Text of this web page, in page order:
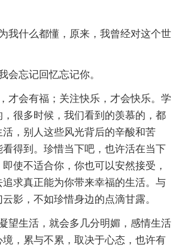
我什么都懂，原来，我曾经对这个世
会忘记回忆忘记你。
才会有福；关注快乐，才会快乐。学
很多时候，我们看到的羡慕的，都
，别人这些风光背后的辛酸和苦
得到。珍惜当下吧，也许活在当下
使不适合你，你也可以安然接受，
追求真正能为你带来幸福的生活。与
影，不如珍惜身边的点滴甘露。
望生活，就会多几分明媚，感情生活
，累与不累，取决于心态，也许有